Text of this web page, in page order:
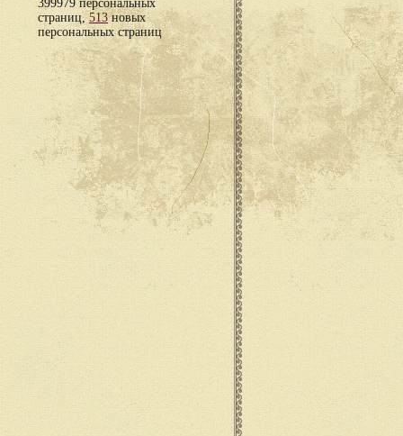
399979 персональных
страниц,513новых
персональных страниц